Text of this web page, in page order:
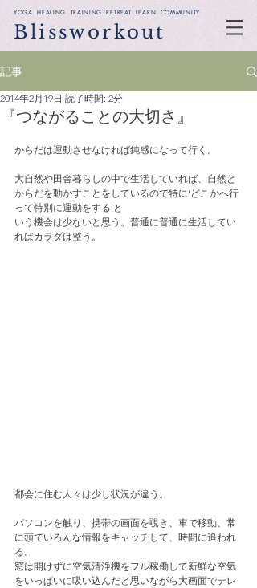
YOGA HEALING TRAINING RETREAT LEARN COMMUNITY
Blissworkout
記事
『つながることの大切さ』
2014年2月19日 読了時間: 2分
からだは運動させなければ鈍感になって行く。
大自然や田舎暮らしの中で生活していれば、自然と
からだを動かすことをしているので特に'どこかへ行
って特別に運動をする’と
いう機会は少ないと思う。普通に普通に生活してい
ればカラダは整う。
都会に住む人々は少し状況が違う。
パソコンを触り、携帯の画面を覗き、車で移動、常
に頭でいろんな情報をキャッチして、時間に追われ
る。
窓は開けずに空気清浄機をフル稼働して新鮮な空気
をいっぱいに吸い込んだと思いながら大画面でテレ